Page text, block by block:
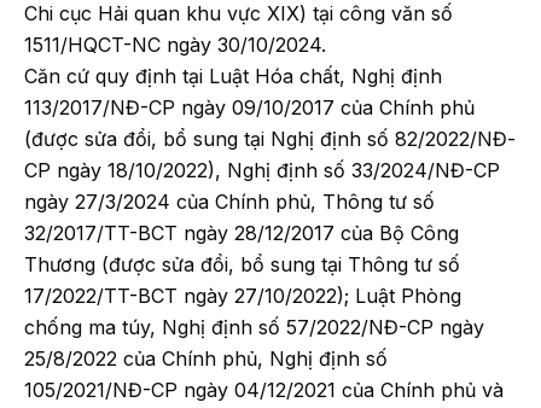
Chi cục Hải quan khu vực XIX) tại công văn số
1511/HQCT-NC ngày 30/10/2024.
Căn cứ quy định tại Luật Hóa chất, Nghị định
113/2017/NĐ-CP ngày 09/10/2017 của Chính phủ
(được sửa đổi, bổ sung tại Nghị định số 82/2022/NĐ-
CP ngày 18/10/2022), Nghị định số 33/2024/NĐ-CP
ngày 27/3/2024 của Chính phủ, Thông tư số
32/2017/TT-BCT ngày 28/12/2017 của Bộ Công
Thương (được sửa đổi, bổ sung tại Thông tư số
17/2022/TT-BCT ngày 27/10/2022); Luật Phòng
chống ma túy, Nghị định số 57/2022/NĐ-CP ngày
25/8/2022 của Chính phủ, Nghị định số
105/2021/NĐ-CP ngày 04/12/2021 của Chính phủ và